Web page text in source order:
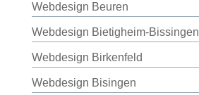
Webdesign Beuren
Webdesign Bietigheim-Bissingen
Webdesign Birkenfeld
Webdesign Bisingen